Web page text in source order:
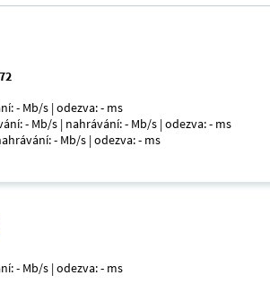
- Mb/s | odezva: - ms
- Mb/s | nahrávání: - Mb/s | odezva: - ms
- Mb/s | odezva: - ms
- Mb/s | odezva: - ms